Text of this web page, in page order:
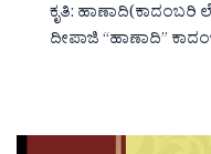
ಕೃತಿ:
ದೀಪಾಜಿ “ಹಾಣಾದಿ‌‌‌‌”